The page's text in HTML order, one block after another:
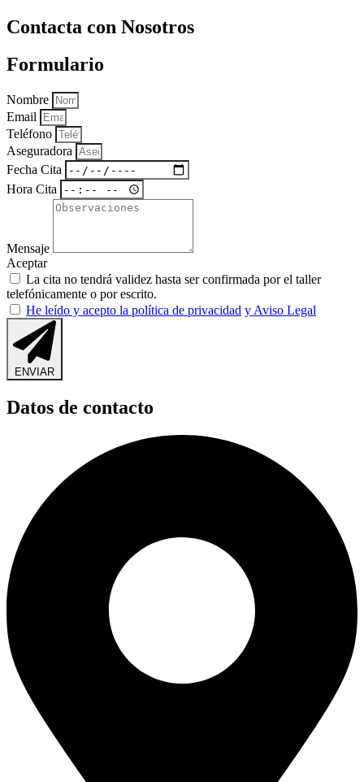
Contacta con Nosotros
Formulario
Nombre
Email
Teléfono
Aseguradora
Fecha Cita
Hora Cita
Mensaje
Aceptar
La cita no tendrá validez hasta ser confirmada por el taller
telefónicamente o por escrito.
He leído y acepto la política de privacidad y Aviso Legal
ENVIAR
Datos de contacto